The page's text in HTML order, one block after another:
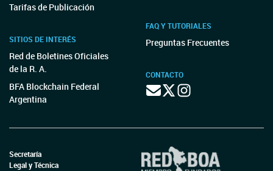
Tarifas de Publicación
SITIOS DE INTERÉS
Red de Boletines Oficiales
de la R. A.
BFA Blockchain Federal
Argentina
FAQ Y TUTORIALES
Preguntas Frecuentes
CONTACTO
Secretaría
Legal y Técnica